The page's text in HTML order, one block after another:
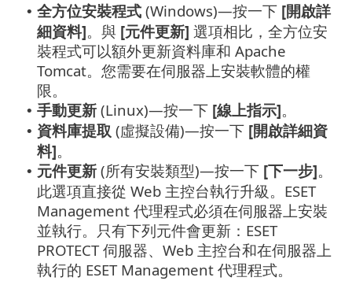
• 全方位安裝程式 (Windows)—按一下 [開啟詳
細資料]。與 [元件更新] 選項相比，全方位安
裝程式可以額外更新資料庫和 Apache
Tomcat。您需要在伺服器上安裝軟體的權
限。
• 手動更新 (Linux)—按一下 [線上指示]。
• 資料庫提取 (虛擬設備)—按一下 [開啟詳細資
料]。
• 元件更新 (所有安裝類型)—按一下 [下一步]。
此選項直接從 Web 主控台執行升級。ESET
Management 代理程式必須在伺服器上安裝
並執行。只有下列元件會更新：ESET
PROTECT 伺服器、Web 主控台和在伺服器上
執行的 ESET Management 代理程式。